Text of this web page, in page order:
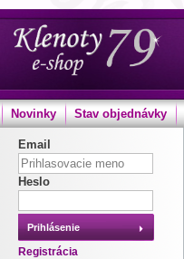
Novinky Stav objednávky
Email
Heslo
Prihlásenie
Registrácia